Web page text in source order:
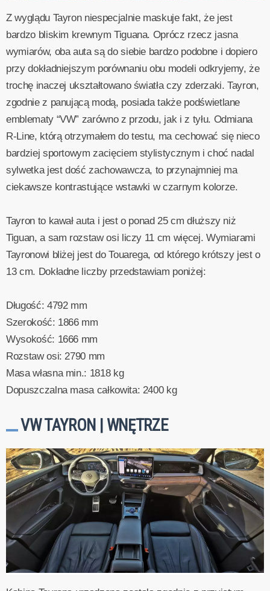
Z wyglądu Tayron niespecjalnie maskuje fakt, że jest
bardzo bliskim krewnym Tiguana. Oprócz rzecz jasna
wymiarów, oba auta są do siebie bardzo podobne i dopiero
przy dokładniejszym porównaniu obu modeli odkryjemy, że
trochę inaczej ukształtowano światła czy zderzaki. Tayron,
zgodnie z panującą modą, posiada także podświetlane
emblematy “VW” zarówno z przodu, jak i z tyłu. Odmiana
R-Line, którą otrzymałem do testu, ma cechować się nieco
bardziej sportowym zacięciem stylistycznym i choć nadal
sylwetka jest dość zachowawcza, to przynajmniej ma
ciekawsze kontrastujące wstawki w czarnym kolorze.
Tayron to kawał auta i jest o ponad 25 cm dłuższy niż
Tiguan, a sam rozstaw osi liczy 11 cm więcej. Wymiarami
Tayronowi bliżej jest do Touarega, od którego krótszy jest o
13 cm. Dokładne liczby przedstawiam poniżej:
Długość: 4792 mm
Szerokość: 1866 mm
Wysokość: 1666 mm
Rozstaw osi: 2790 mm
Masa własna min.: 1818 kg
Dopuszczalna masa całkowita: 2400 kg
VW TAYRON | WNĘTRZE